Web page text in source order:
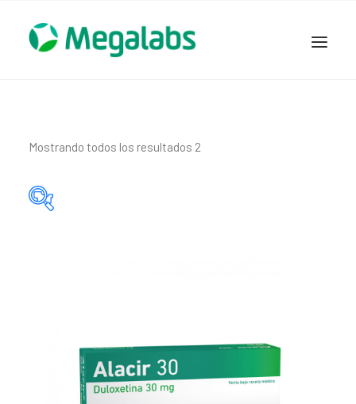
MEGASALUD
CONTACTO
SEARCH
Mostrando todos los resultados 2